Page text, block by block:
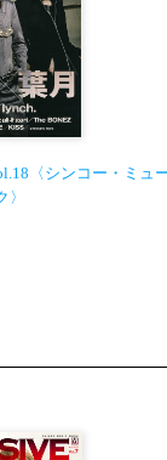
〈シンコー・ミュ